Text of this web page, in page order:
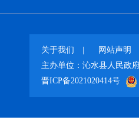
关于我们 网站声明
主办单位：沁水县人民政
晋ICP备2021020414号